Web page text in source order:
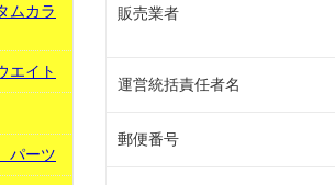
ムカラ
エイト
パーツ
販売業者
運営統括責任者名
郵便番号